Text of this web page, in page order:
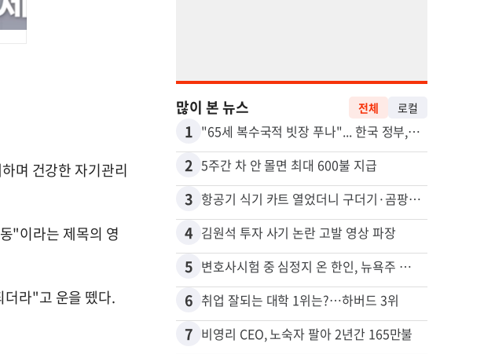
며 건강한 자기관리
"이라는 제목의 영
라"고 운을 뗐다.
많이 본 뉴스 전체 로컬
1 "65세 복수국적 빗장 푸나"... 한국 정부, 연령 완화 전면 추진
2 5주간 차 안 몰면 최대 600불 지급
3 항공기 식기 카트 열었더니 구더기·곰팡이…LAX 기내식 업체 논란
4 김원석 투자 사기 논란 고발 영상 파장
5 변호사시험 중 심정지 온 한인, 뉴욕주 제소
6 취업 잘되는 대학 1위는?…하버드 3위
7 비영리 CEO, 노숙자 팔아 2년간 165만불